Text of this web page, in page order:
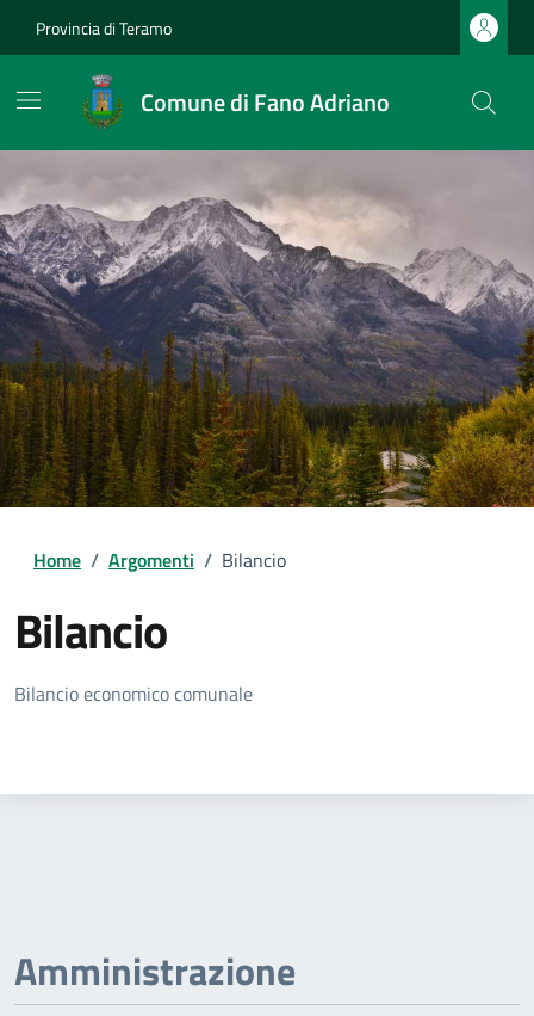
Provincia di Teramo
Comune di Fano Adriano
Home / Argomenti / Bilancio
Bilancio
Dettagli della notizia
Bilancio economico comunale
Amministrazione